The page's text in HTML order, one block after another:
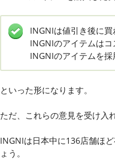
INGNIは値引き後に買
INGNIのアイテムは
INGNIのアイテムを
といった形になります。
ただ、これらの意見を受け入
INGNIは日本中に136店舗ほ
ょう。